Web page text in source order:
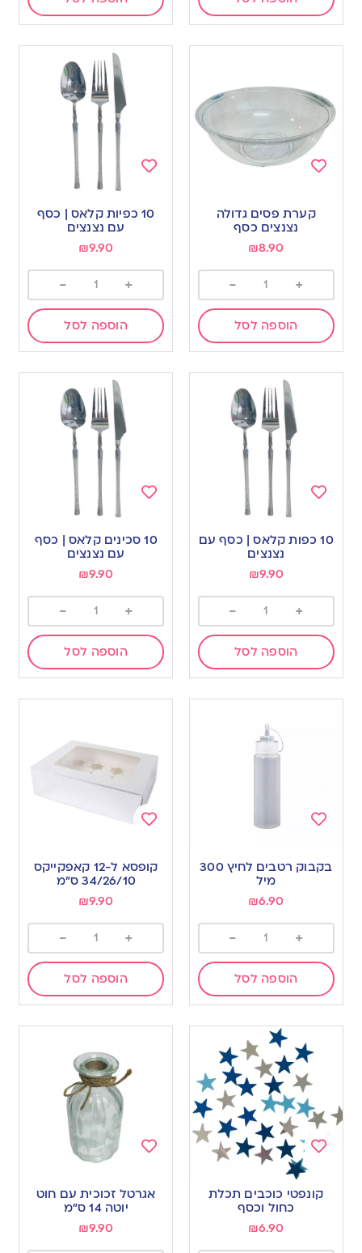
wishlist
קערת פסים גדולה
נצנצים כסף
₪8.90
+
-
הוספה לסל
to
wishlist
10 כפיות קלאס | כסף
עם נצנצים
₪9.90
+
-
הוספה לסל
to10 כפות קלאס | כסף עם
נצנצים
₪9.90
+
-
הוספה לסל
to
wishlist
10 סכינים קלאס | כסף
עם נצנצים
₪9.90
+
-
הוספה לסל
to
wishlist
בקבוק רטבים לחיץ 300
מיל
₪6.90
+
-
הוספה לסל
to
wishlist
קופסא ל-12 קאפקייקס
34/26/10 ס”מ
₪9.90
+
-
הוספה לסל
Add
to
wishlist
קונפטי כוכבים תכלת
כחול וכסף
₪6.90
to
wishlist
אגרטל זכוכית עם חוט
יוטה 14 ס”מ
₪9.90